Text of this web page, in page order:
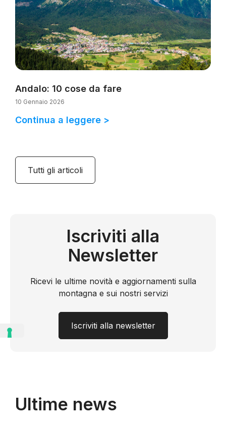
Andalo: 10 cose da fare
10 Gennaio 2026
Continua a leggere >
Tutti gli articoli
Iscriviti alla
Newsletter
Ricevi le ultime novità e aggiornamenti sulla
montagna e sui nostri servizi
Iscriviti alla newsletter
Ultime news